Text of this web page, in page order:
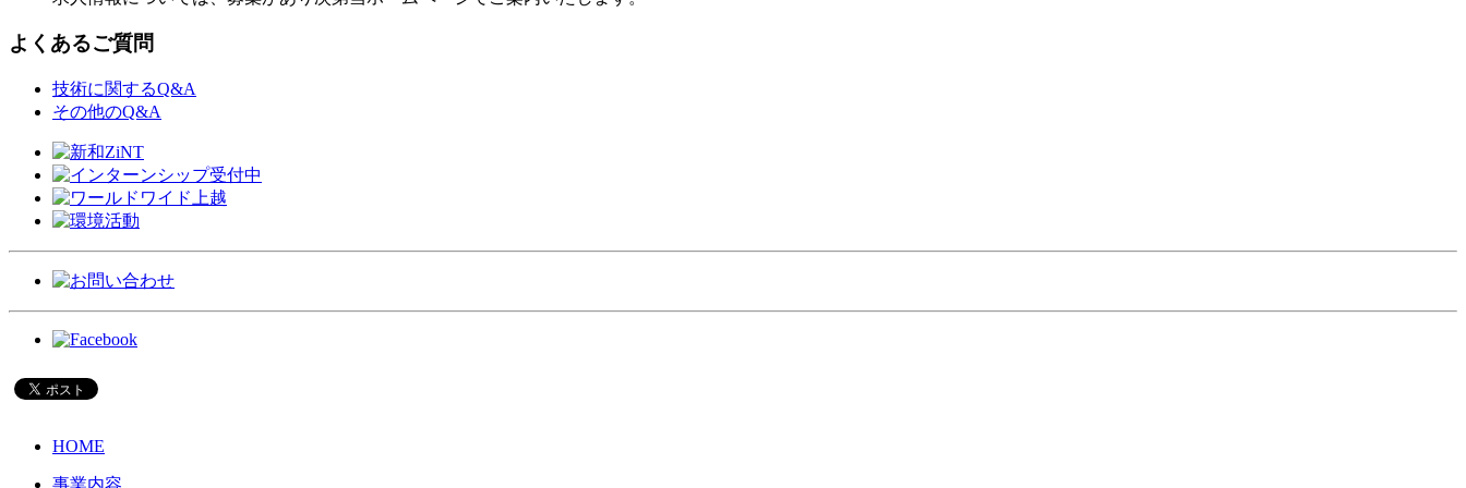
よくあるご質問
技術に関するQ&A
その他のQ&A
HOME
事業内容